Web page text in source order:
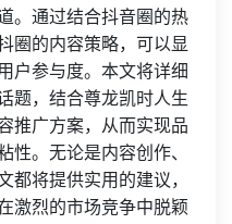
。通过结合抖音圈的热
圈的内容策略，可以显
户参与度。本文将详细
题，结合尊龙凯时人生
推广方案，从而实现品
性。无论是内容创作、
都将提供实用的建议，
激烈的市场竞争中脱颖